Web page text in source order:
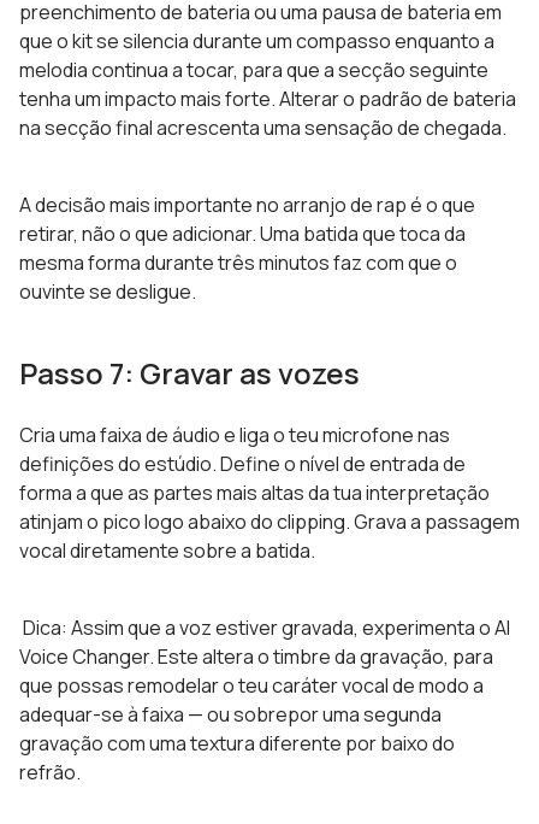
preenchimento de bateria ou uma pausa de bateria em
que o kit se silencia durante um compasso enquanto a
melodia continua a tocar, para que a secção seguinte
tenha um impacto mais forte. Alterar o padrão de bateria
na secção final acrescenta uma sensação de chegada.
A decisão mais importante no arranjo de rap é o que
retirar, não o que adicionar. Uma batida que toca da
mesma forma durante três minutos faz com que o
ouvinte se desligue.
Passo 7: Gravar as vozes
Cria uma faixa de áudio e liga o teu microfone nas
definições do estúdio. Define o nível de entrada de
forma a que as partes mais altas da tua interpretação
atinjam o pico logo abaixo do clipping. Grava a passagem
vocal diretamente sobre a batida.
Dica: Assim que a voz estiver gravada, experimenta o AI
Voice Changer. Este altera o timbre da gravação, para
que possas remodelar o teu caráter vocal de modo a
adequar-se à faixa — ou sobrepor uma segunda
gravação com uma textura diferente por baixo do
refrão.